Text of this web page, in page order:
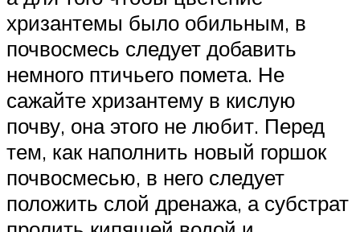
хризантемы было обильным, в
почвосмесь следует добавить
немного птичьего помета. Не
сажайте хризантему в кислую
почву, она этого не любит. Перед
тем, как наполнить новый горшок
почвосмесью, в него следует
положить слой дренажа, а субстрат